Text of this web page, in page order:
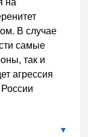
В случае
самые
так и
агрессия